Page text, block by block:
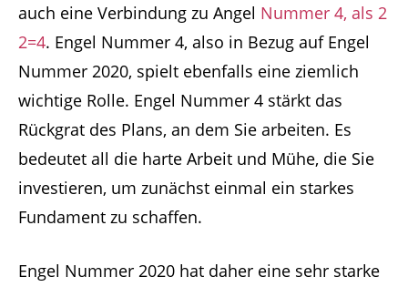
auch eine Verbindung zu Angel Nummer 4, als 2
2=4. Engel Nummer 4, also in Bezug auf Engel
Nummer 2020, spielt ebenfalls eine ziemlich
wichtige Rolle. Engel Nummer 4 stärkt das
Rückgrat des Plans, an dem Sie arbeiten. Es
bedeutet all die harte Arbeit und Mühe, die Sie
investieren, um zunächst einmal ein starkes
Fundament zu schaffen.
Engel Nummer 2020 hat daher eine sehr starke